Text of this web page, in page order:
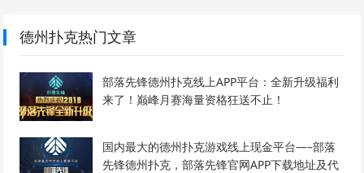
德州扑克热门文章
部落先锋德州扑克线上APP平台：全新升级福利
来了！巅峰月赛海量资格狂送不止！
国内最大的德州扑克游戏线上现金平台—–部落
先锋德州扑克，部落先锋官网APP下载地址及代